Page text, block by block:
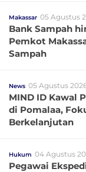
Makassar 05 Agustus
Bank Sampah
Pemkot
Sampah
News 05 Agustus
MIND ID Kawal
di Pomalaa,
Berkelanjutan
Hukum 04 Agustus
Pegawai